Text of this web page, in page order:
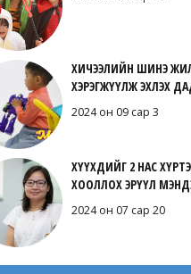
ХИЧЭЭЛИЙН ШИНЭ
ХЭРЭГЖҮҮЛЖ ЭХЛЭХ
2024 он 09 сар 3
ХҮҮХДИЙГ 2 НАС
ХООЛЛОХ ЭРҮҮЛ
2024 он 07 сар 20